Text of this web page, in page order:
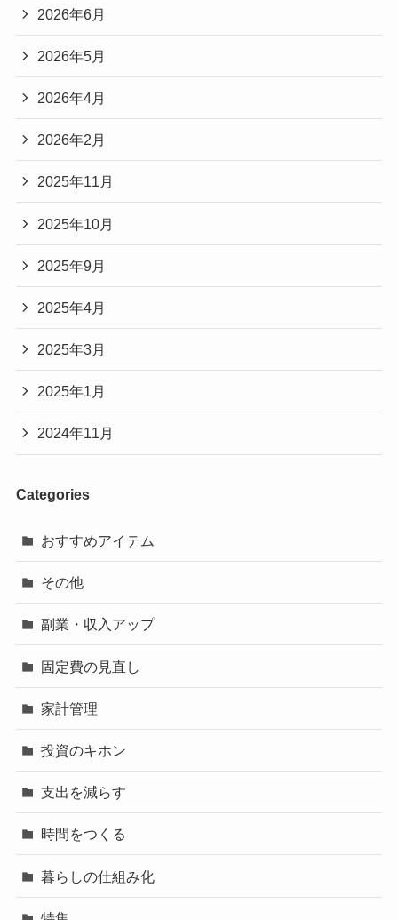
2026年6月
2026年5月
2026年4月
2026年2月
2025年11月
2025年10月
2025年9月
2025年4月
2025年3月
2025年1月
2024年11月
Categories
おすすめアイテム
その他
副業・収入アップ
固定費の見直し
家計管理
投資のキホン
支出を減らす
時間をつくる
暮らしの仕組み化